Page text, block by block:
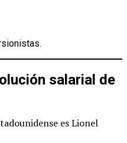
salarial de
es Lionel